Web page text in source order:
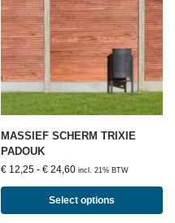
MASSIEF SCHERM TRIXIE
PADOUK
€ 12,25 - € 24,60 incl. 21% BTW
Select options